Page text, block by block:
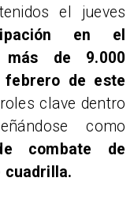
el jueves
en el
más de 9.000
febrero de este
clave dentro
como
combate de
cuadrilla.